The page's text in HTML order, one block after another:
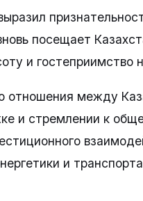
посещает
и гостеприимство
отношения между
и стремлении к
и